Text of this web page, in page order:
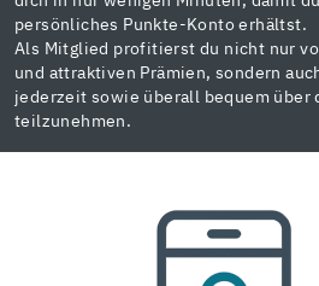
persönliches Punkte-Konto erhältst.
Als Mitglied profitierst du nicht nur
und attraktiven Prämien, sondern
jederzeit sowie überall bequem über
teilzunehmen.